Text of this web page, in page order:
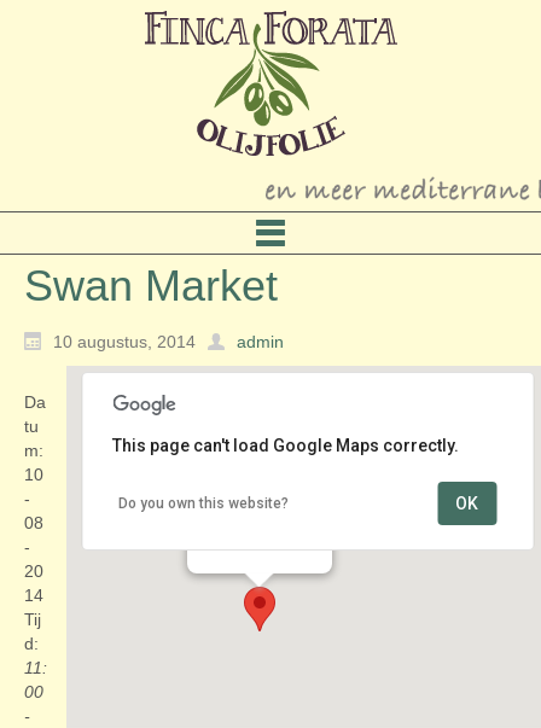
Swan Market
10 augustus, 2014 admin
Kerkplein
This page can't load Google Maps correctly.
Do you own this website? OK
Da
tu
m:
10
-
08
-
20
14
Tij
d:
11:
00
-